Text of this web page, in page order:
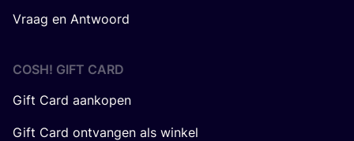
Vraag en Antwoord
COSH! GIFT CARD
Gift Card aankopen
Gift Card ontvangen als winkel